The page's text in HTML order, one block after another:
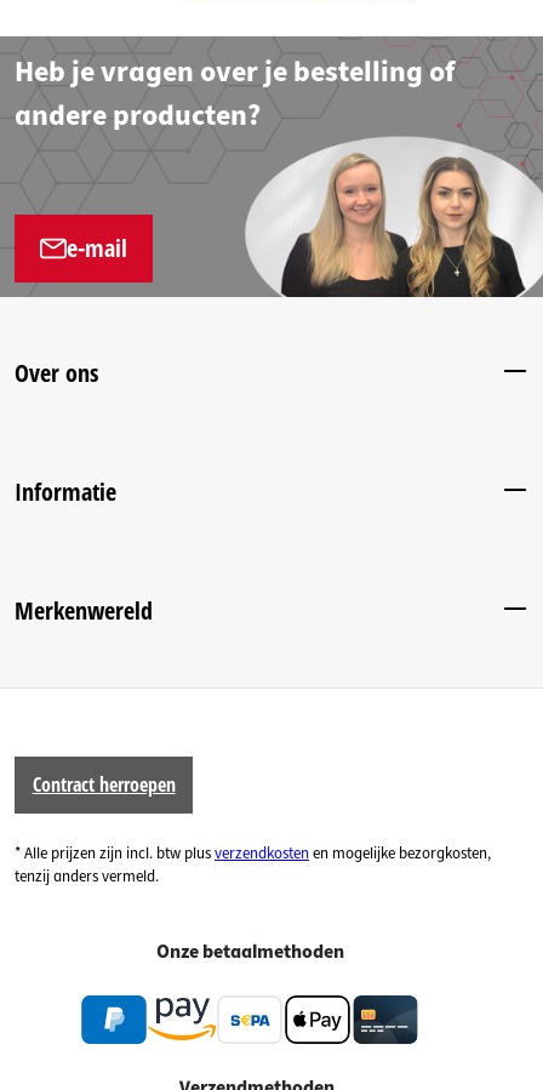
Heb je vragen over je bestelling of
andere producten?
e-mail
Over ons
Informatie
Merkenwereld
Contract herroepen
* Alle prijzen zijn incl. btw plusverzendkostenen mogelijke bezorgkosten,
tenzij anders vermeld.
Onze betaalmethoden